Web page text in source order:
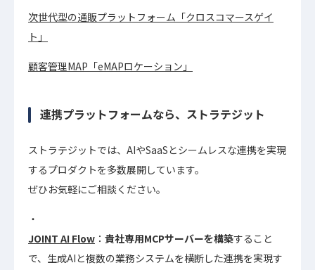
次世代型の通販プラットフォーム「クロスコマースゲイ
ト」
顧客管理MAP「eMAPロケーション」
連携プラットフォームなら、ストラテジット
ストラテジットでは、AIやSaaSとシームレスな連携を実現
するプロダクトを多数展開しています。
ぜひお気軽にご相談ください。
JOINT AI Flow ： 貴社専用MCPサーバーを構築すること
で、生成AIと複数の業務システムを横断した連携を実現す